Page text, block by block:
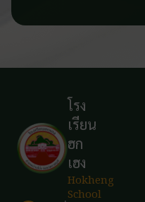
โรง
เรียน
ฮก
เฮง
Hokheng
School